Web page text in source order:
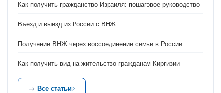
Как получить гражданство Израиля: пошаговое руководство
Въезд и выезд из России с ВНЖ
Получение ВНЖ через воссоединение семьи в России
Как получить вид на жительство гражданам Киргизии
Все статьи